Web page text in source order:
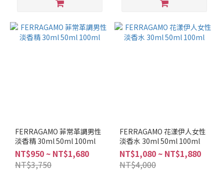
珀
調
奇
調
(3)
皮
FERRAGAMO 菲常革調男性
淡香精 30ml 50ml 100ml
NT$950 ~ NT$1,680
NT$3,750
FERRAGAMO 花漾伊人女性
淡香水 30ml 50ml 100ml
NT$1,080 ~ NT$1,880
NT$4,000